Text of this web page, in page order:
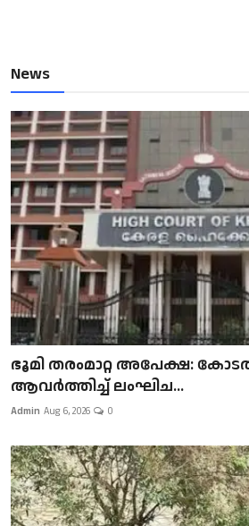
News
ഭൂമി തരംമാറ്റ അപേക്ഷ:
ആവർത്തിച്ച് ലംഘിച...
Admin Aug 6, 2026 0